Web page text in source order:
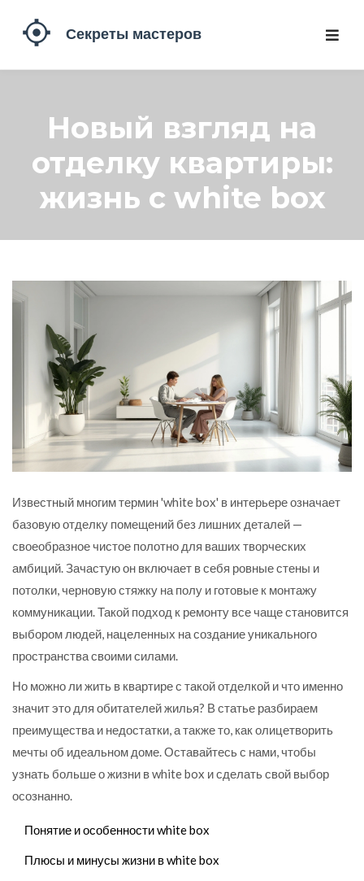
Новый взгляд на
отделку квартиры:
жизнь с white box
Известный многим термин 'white box' в интерьере означает
базовую отделку помещений без лишних деталей —
своеобразное чистое полотно для ваших творческих
амбиций. Зачастую он включает в себя ровные стены и
потолки, черновую стяжку на полу и готовые к монтажу
коммуникации. Такой подход к ремонту все чаще становится
выбором людей, нацеленных на создание уникального
пространства своими силами.
Но можно ли жить в квартире с такой отделкой и что именно
значит это для обитателей жилья? В статье разбираем
преимущества и недостатки, а также то, как олицетворить
мечты об идеальном доме. Оставайтесь с нами, чтобы
узнать больше о жизни в white box и сделать свой выбор
осознанно.
Понятие и особенности white box
Плюсы и минусы жизни в white box